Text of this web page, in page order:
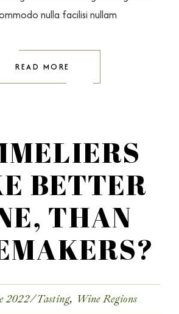
nulla facilisi nullam
READ MORE
BETTER
THAN
2022 Tasting Wine Regions